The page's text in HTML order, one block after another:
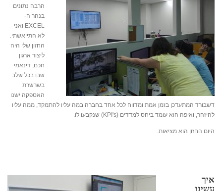
הרבה נתונים
בנהר ה-
EXCEL ואני
לא התייאשתי.
החזון שלי היה
ליצור ארגון
חכם, דינאמי
שבו בכל שלב
בשרשרת
האספקה ישנו
דשבורד המתעדכן בזמן אמת ומדווח לכל אחד בחברה במה עליו להתמקד, ממה עליו
להיזהר, ואיפה הוא עומד ביחס למדדים (KPI's) שנקבעו לו.
היום החזון הוא מציאות.
איך